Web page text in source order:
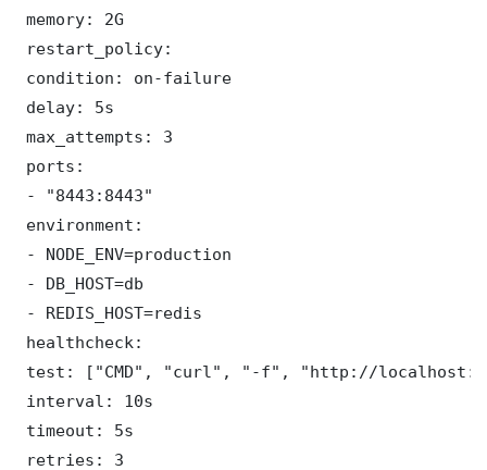
memory: 2G
restart_policy:
condition: on-failure
delay: 5s
max_attempts: 3
ports:
- "8443:8443"
environment:
- NODE_ENV=production
- DB_HOST=db
- REDIS_HOST=redis
healthcheck:
test: ["CMD", "curl", "-f", "http://
interval: 10s
timeout: 5s
retries: 3